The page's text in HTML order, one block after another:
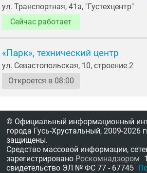
ул. Транспортная, 41а, "Густехцентр"
Сейчас работает
«Парк», технический центр
ул. Севастопольская, 10, строение 2
Откроется в 08:00
© Официальный информационный
города Гусь-Хрустальный, 2009-2026
защищены.
Средство массовой информации,
зарегистрировано Роскомнадзором
свидетельство ЭЛ № ФС 77 - 67745